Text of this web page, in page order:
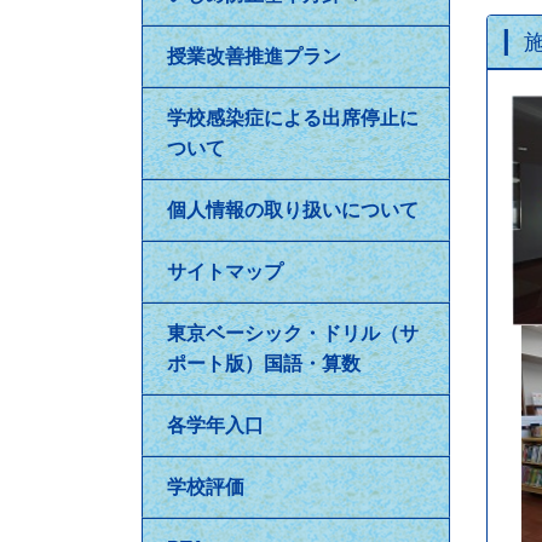
授業改善推進プラン
学校感染症による出席停止に
ついて
個人情報の取り扱いについて
サイトマップ
東京ベーシック・ドリル（サ
ポート版）国語・算数
各学年入口
学校評価